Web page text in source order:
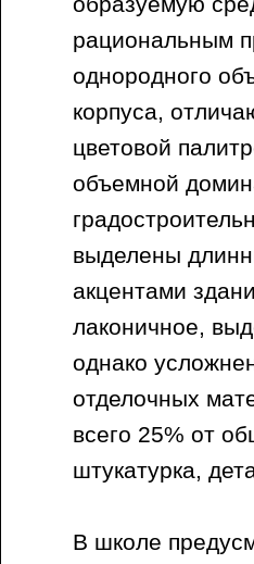
рациональным
однородного
корпуса,
цветовой
объемной
выделены
акцентами
лаконичное,
однако
отделочных
всего 25% от
штукатурка,
В школе